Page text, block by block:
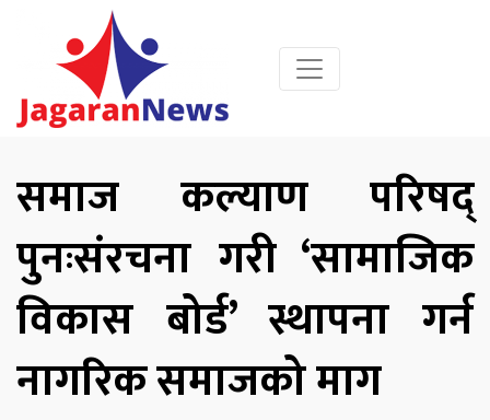
समाज कल्याण परिषद्
पुनःसंरचना गरी ‘सामाजिक
विकास बोर्ड’ स्थापना गर्न
नागरिक समाजको माग